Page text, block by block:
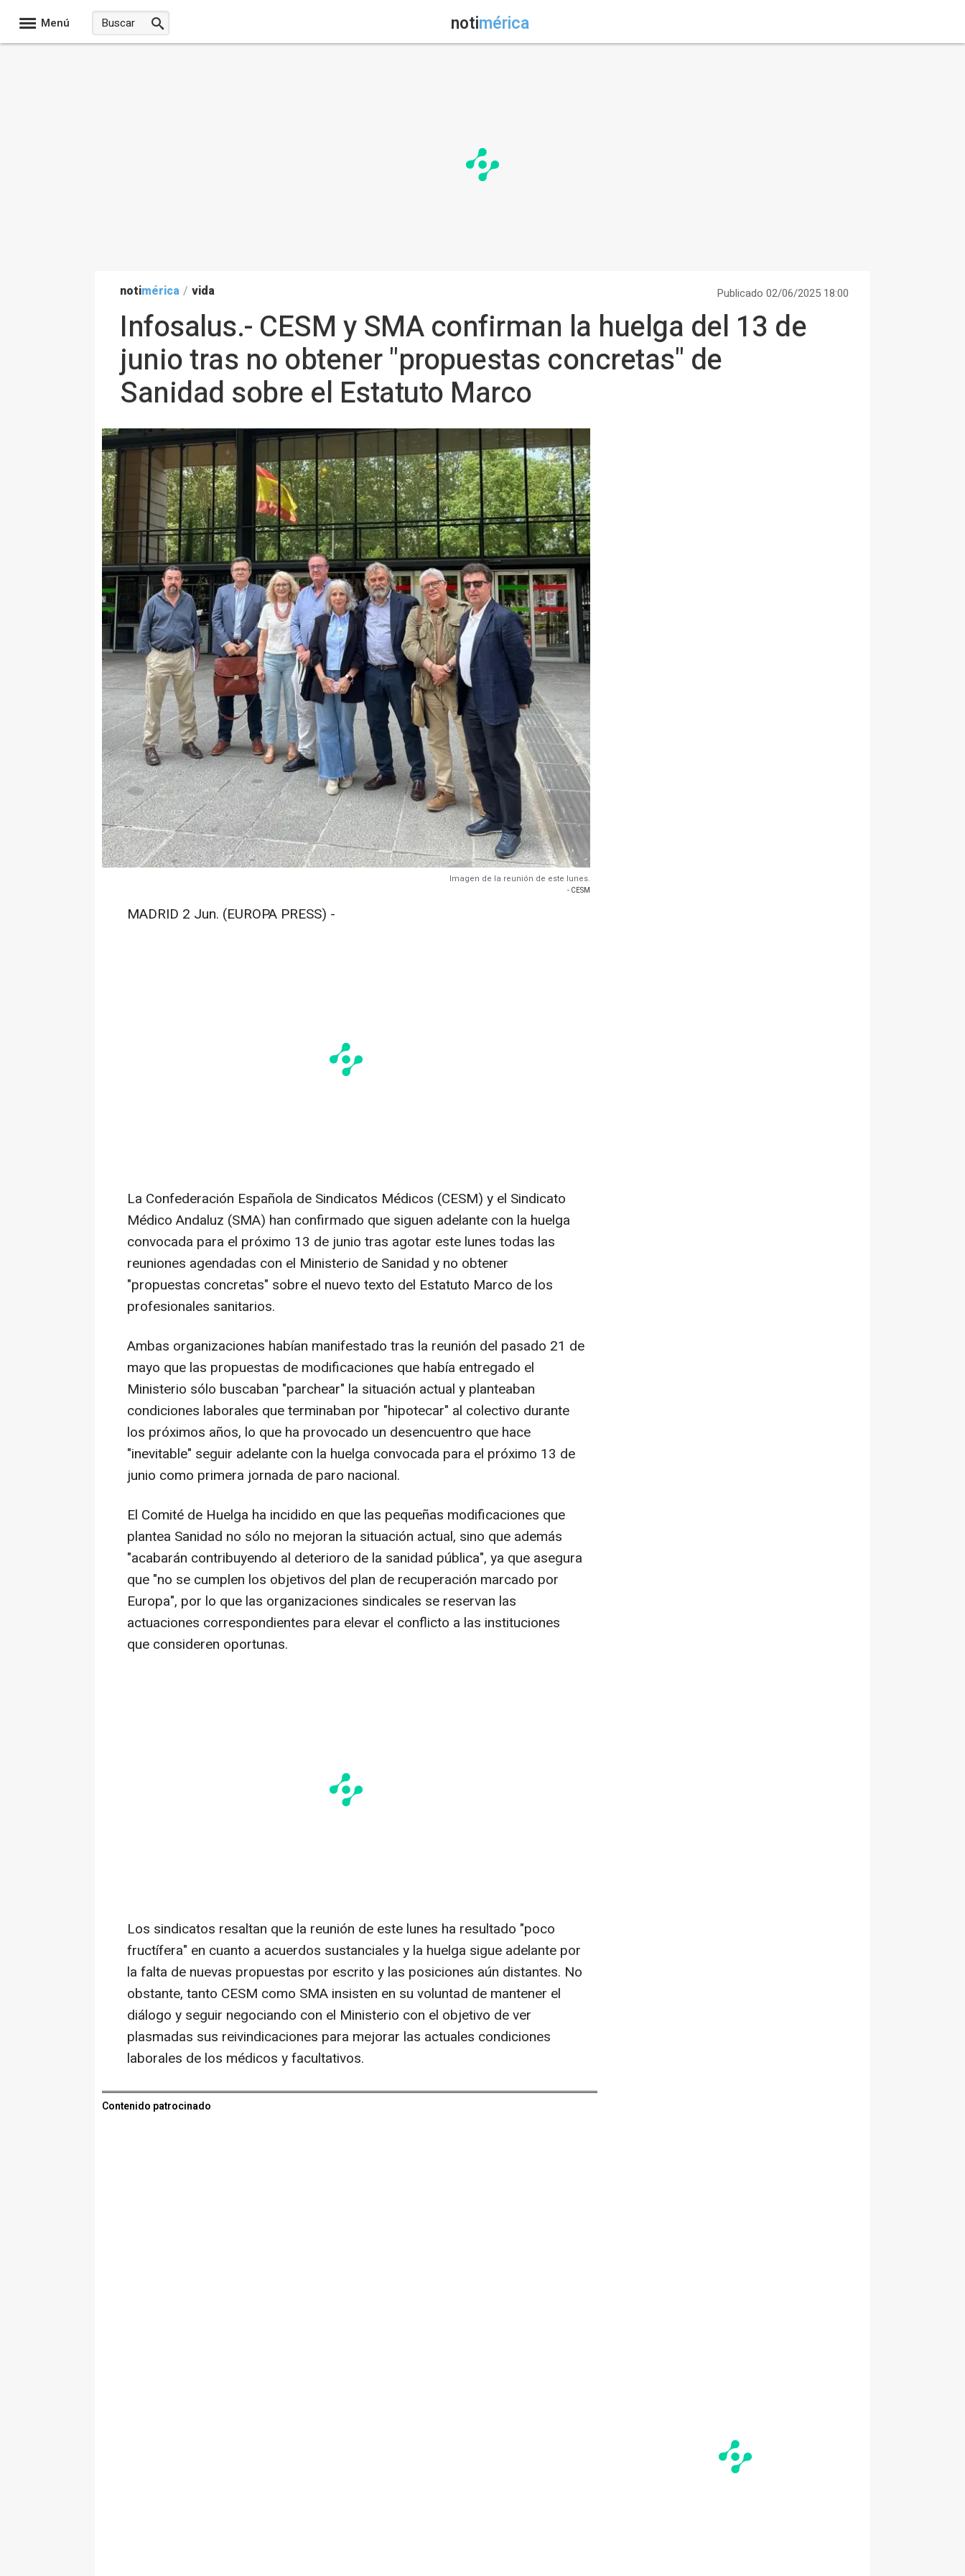
Menú notimérica
notimérica / vida Publicado 02/06/2025 18:00
Infosalus.- CESM y SMA confirman la huelga del 13 de
junio tras no obtener "propuestas concretas" de
Sanidad sobre el Estatuto Marco
Imagen de la reunión de este lunes.
- CESM
MADRID 2 Jun. (EUROPA PRESS) -
La Confederación Española de Sindicatos Médicos (CESM) y el Sindicato
Médico Andaluz (SMA) han confirmado que siguen adelante con la huelga
convocada para el próximo 13 de junio tras agotar este lunes todas las
reuniones agendadas con el Ministerio de Sanidad y no obtener
"propuestas concretas" sobre el nuevo texto del Estatuto Marco de los
profesionales sanitarios.
Ambas organizaciones habían manifestado tras la reunión del pasado 21 de
mayo que las propuestas de modificaciones que había entregado el
Ministerio sólo buscaban "parchear" la situación actual y planteaban
condiciones laborales que terminaban por "hipotecar" al colectivo durante
los próximos años, lo que ha provocado un desencuentro que hace
"inevitable" seguir adelante con la huelga convocada para el próximo 13 de
junio como primera jornada de paro nacional.
El Comité de Huelga ha incidido en que las pequeñas modificaciones que
plantea Sanidad no sólo no mejoran la situación actual, sino que además
"acabarán contribuyendo al deterioro de la sanidad pública", ya que asegura
que "no se cumplen los objetivos del plan de recuperación marcado por
Europa", por lo que las organizaciones sindicales se reservan las
actuaciones correspondientes para elevar el conflicto a las instituciones
que consideren oportunas.
Los sindicatos resaltan que la reunión de este lunes ha resultado "poco
fructífera" en cuanto a acuerdos sustanciales y la huelga sigue adelante por
la falta de nuevas propuestas por escrito y las posiciones aún distantes. No
obstante, tanto CESM como SMA insisten en su voluntad de mantener el
diálogo y seguir negociando con el Ministerio con el objetivo de ver
plasmadas sus reivindicaciones para mejorar las actuales condiciones
laborales de los médicos y facultativos.
Contenido patrocinado